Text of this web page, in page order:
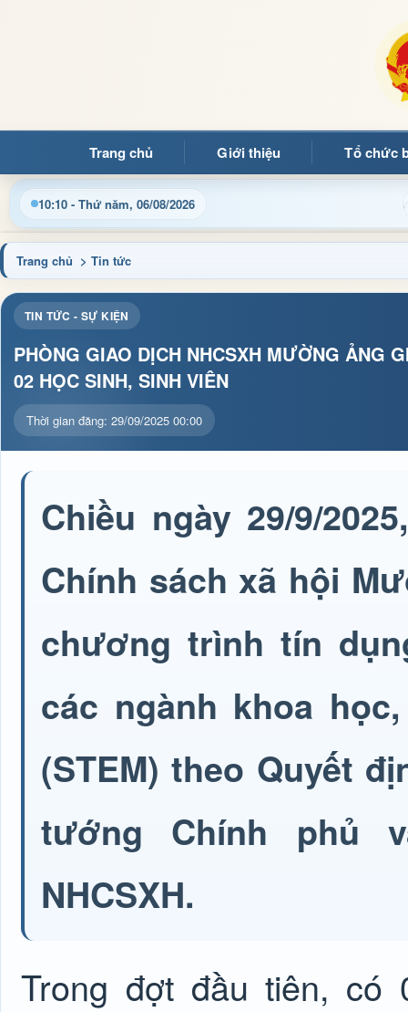
Trang chủ Giới thiệu Tổ chức
10:10 - Thứ năm, 06/08/2026
Cập nhật thông tin điều hành, thủ tục hành chính và tin
Trang chủ > Tin tức
TIN TỨC - SỰ KIỆN
PHÒNG GIAO DỊCH NHCSXH MƯỜNG ẢNG
02 HỌC SINH, SINH VIÊN
Thời gian đăng: 29/09/2025 00:00
Chiều ngày 29/9/
Chính sách xã hội
chương trình tín
các ngành khoa
(STEM) theo Quyết
tướng Chính phủ
NHCSXH.
Trong đợt đầu tiên, có